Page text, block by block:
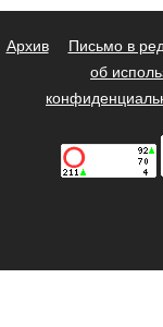
Архив Письмо в
об